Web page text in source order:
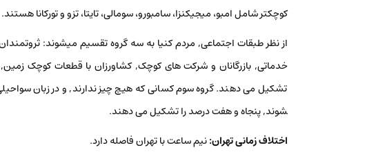
کوچکتر شامل امبو، میجیکنزا، سامبورو، سومالی، تایتا، تزو و تورکانا هستند.
از نظر طبقات اجتماعی, مردم کنیا به سه گروه تقسیم میشوند:
خدماتی, بازرگانان و شرکت های کوچک, کشاورزان با قطعات کوچک
شوند, پنجاه و هفت درصد را تشکیل می­ دهند.
اختلاف زمانی تهران:نیم ساعت با تهران فاصله دارد.